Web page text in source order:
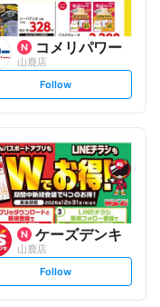
コメリパワー
山鹿店
s
t
l
o
w
Follow
ケーズデンキ
山鹿店
s
t
Follow